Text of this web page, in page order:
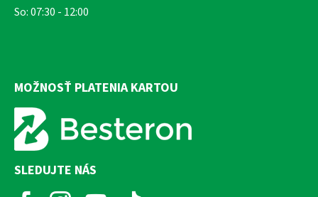
So: 07:30 - 12:00
MOŽNOSŤ PLATENIA KARTOU
SLEDUJTE NÁS